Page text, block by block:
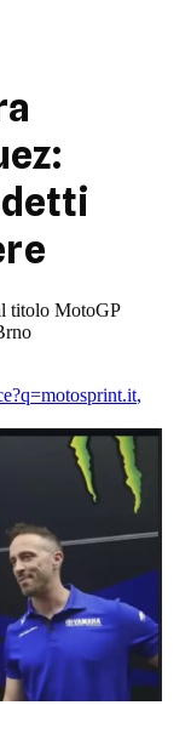
detti
titolo MotoGP
,